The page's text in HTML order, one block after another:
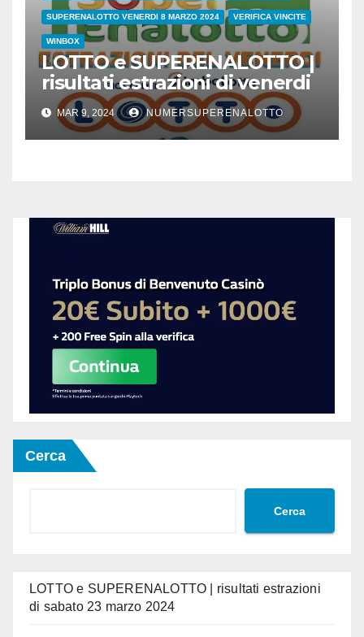
SUPERENALOTTO VENERDI 8 MARZO 2024 VERIFICA VINCITE
WINBOX
LOTTO e SUPERENALOTTO |
risultati estrazioni di venerdi
8 marzo 2024
MAR 9, 2024 NUMERSUPERENALOTTO
Cerca
Cerca
LOTTO e SUPERENALOTTO | risultati estrazioni
di sabato 23 marzo 2024